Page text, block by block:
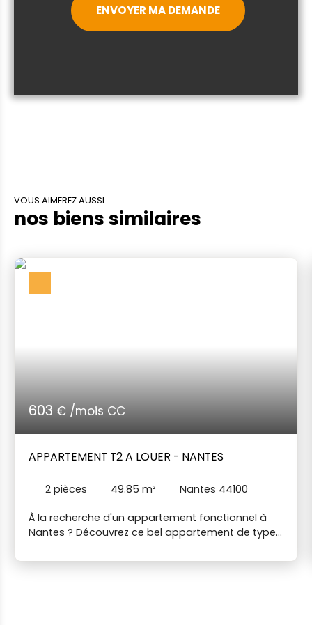
ENVOYER MA DEMANDE
VOUS AIMEREZ AUSSI
nos biens similaires
603€ /mois CC
APPARTEMENT T2 A LOUER - NANTES
2 pièces 49.85 m² Nantes 44100
À la recherche d'un appartement fonctionnel à
Nantes ? Découvrez ce bel appartement de type
agréable et pratique. Il se compose d'une entrée,